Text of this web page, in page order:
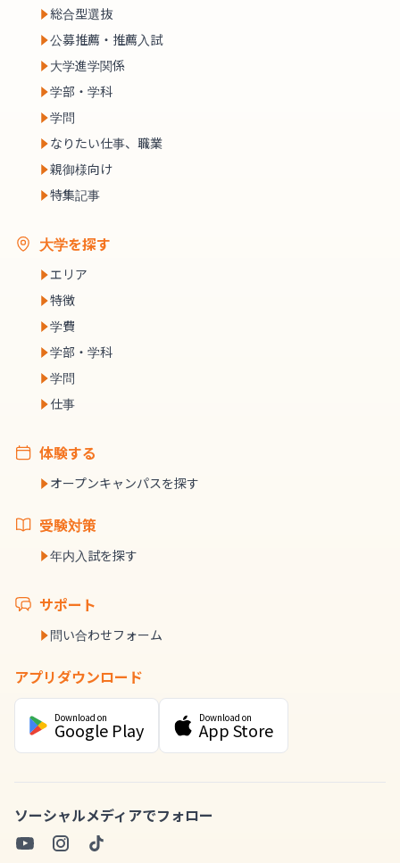
総合型選抜
公募推薦・推薦入試
大学進学関係
学部・学科
学問
なりたい仕事、職業
親御様向け
特集記事
大学を探す
エリア
特徴
学費
学部・学科
学問
仕事
体験する
オープンキャンパスを探す
受験対策
年内入試を探す
サポート
問い合わせフォーム
アプリダウンロード
Download on
Google Play
Download on
App Store
ソーシャルメディアでフォロー